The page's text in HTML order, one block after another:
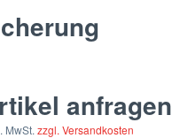
anfragen
MwSt.zzgl. Versandkosten